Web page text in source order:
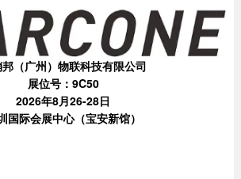
（广州）物联科技有限公司
展位号：9C50
2026年8月26-28日
国际会展中心（宝安新馆）